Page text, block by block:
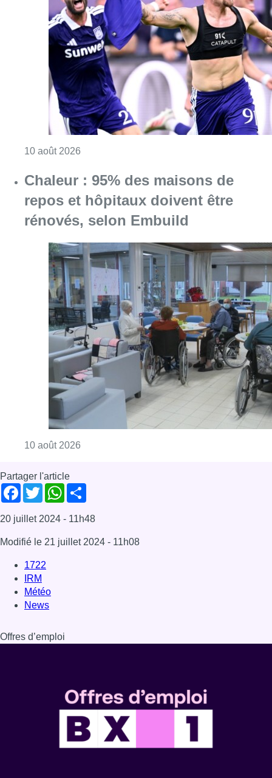
10 août 2026
Chaleur : 95% des maisons de
repos et hôpitaux doivent être
rénovés, selon Embuild
10 août 2026
Partager l'article
Facebook
TwitterWhatsApp
20 juillet 2024 - 11h48
Modifié le 21 juillet 2024 - 11h08
1722
IRM
Météo
News
Offres d’emploi